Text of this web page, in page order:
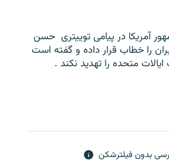
آمریکا در پیامی توییتری ‌ حسن
را خطاب قرار داده و گفته است
متحده را تهدید نکند .
بدون فیلترشکن